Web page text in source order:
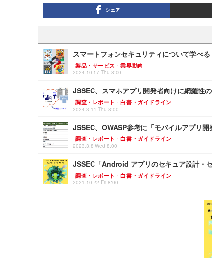
シェア
スマートフォンセキュリティについて学べ
製品・サービス・業界動向
2024.10.17 Thu 8:00
JSSEC、スマホアプリ開発者向けに網羅性
調査・レポート・白書・ガイドライン
2024.3.14 Thu 8:00
JSSEC、OWASP参考に「モバイルアプリ
調査・レポート・白書・ガイドライン
2023.3.8 Wed 8:00
JSSEC「Android アプリのセキュア設計・
調査・レポート・白書・ガイドライン
2021.10.22 Fri 8:00